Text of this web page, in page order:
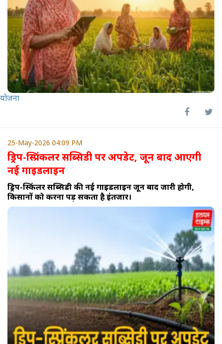
योजना
25-May-2026 04:09 PM
ड्रिप-स्प्रिंकलर सब्सिडी पर अपडेट, जून बाद आएगी
नई गाइडलाइन
ड्रिप-स्प्रिंकलर सब्सिडी की नई गाइडलाइन जून बाद जारी होगी,
किसानों को करना पड़ सकता है इंतजार।